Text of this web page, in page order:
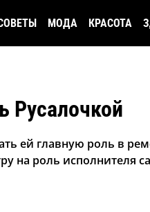
МОДА КРАСОТА
Русалочкой
ей главную роль в
на роль исполнителя